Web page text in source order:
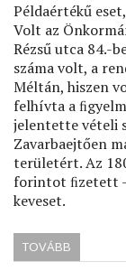
Példaértékű
Volt az
Rézsű utca 84.-
száma volt, a
Méltán, hiszen
felhívta a
jelentette vételi
Zavarbaejtően
területért. Az
forintot ﬁzetett
keveset.
TOVÁBB
NÉLKÜL